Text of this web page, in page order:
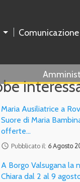
Comunicazione
Maria Ausiliatrice a
Suore di Maria
offerte…
access_time Pubblicato il: 6 Agosto
A Borgo Valsugana la
Chiara dal 2 al 9